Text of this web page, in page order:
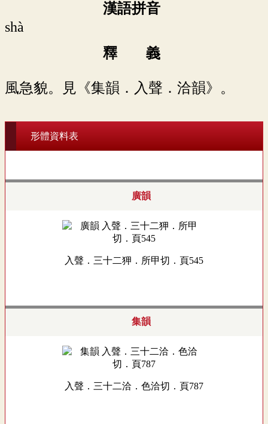
漢語拼音
shà
釋 義
風急貌。見《集韻．入聲．洽韻》。
形體資料表
廣韻
入聲．三十二狎．所甲切．頁545
集韻
入聲．三十二洽．色洽切．頁787